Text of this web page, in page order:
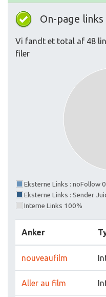
On-page links
Vi fandt et total af 48
filer
Eksterne Links : noFollow
Eksterne Links : Sender
Interne Links 100%
Anker
nouveaufilm
Aller au film